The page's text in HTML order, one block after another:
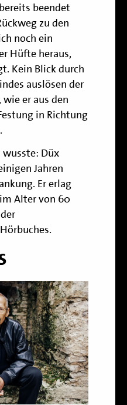
beendet
zu den
noch ein
Hüfte heraus,
Kein Blick durch
auslösen der
wie er aus den
in Richtung
Düx
Jahren
Er erlag
Alter von 60